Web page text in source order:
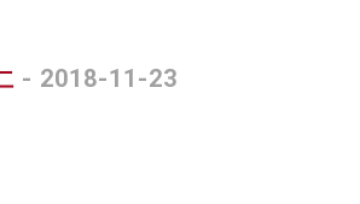
- 2018-11-23